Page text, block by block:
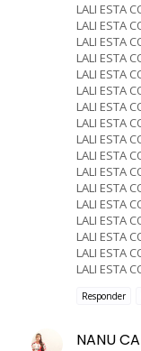
LALI ESTA
LALI ESTA
LALI ESTA
LALI ESTA
LALI ESTA
LALI ESTA
LALI ESTA
LALI ESTA
LALI ESTA
LALI ESTA
LALI ESTA
LALI ESTA
LALI ESTA
LALI ESTA
LALI ESTA
LALI ESTA
LALI ESTA
Responder
NANU